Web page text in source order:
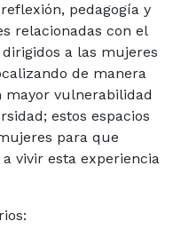
pedagogía y
relacionadas con el
a las mujeres
de manera
mayor vulnerabilidad
estos espacios
para que
vivir esta experiencia